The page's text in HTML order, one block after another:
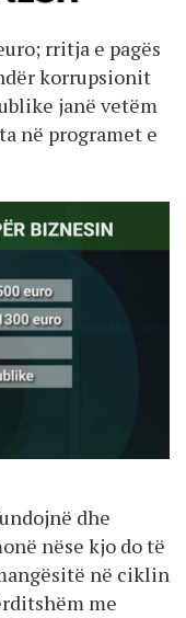
rritja e pagës
korrupsionit
janë vetëm
në programet e
dhe
nëse kjo do të
në ciklin
me